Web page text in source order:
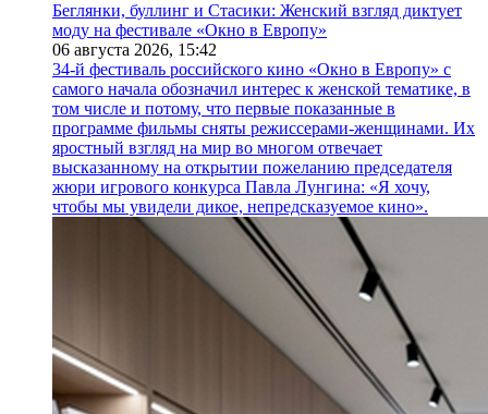
Беглянки, буллинг и Стасики: Женский взгляд диктует
моду на фестивале «Окно в Европу»
06 августа 2026, 15:42
34-й фестиваль российского кино «Окно в Европу» с
самого начала обозначил интерес к женской тематике, в
том числе и потому, что первые показанные в
программе фильмы сняты режиссерами-женщинами. Их
яростный взгляд на мир во многом отвечает
высказанному на открытии пожеланию председателя
жюри игрового конкурса Павла Лунгина: «Я хочу,
чтобы мы увидели дикое, непредсказуемое кино».